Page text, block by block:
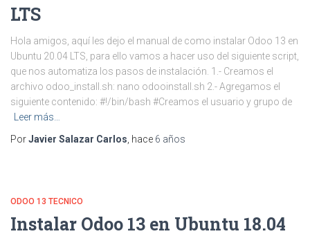
LTS
Hola amigos, aquí les dejo el manual de como instalar Odoo 13 en
Ubuntu 20.04 LTS, para ello vamos a hacer uso del siguiente script,
que nos automatiza los pasos de instalación. 1.- Creamos el
archivo odoo_install.sh: nano odooinstall.sh 2.- Agregamos el
siguiente contenido: #!/bin/bash #Creamos el usuario y grupo de
Leer más…
PorJavier Salazar Carlos , hace 6 años
ODOO 13 TECNICO
Instalar Odoo 13 en Ubuntu 18.04